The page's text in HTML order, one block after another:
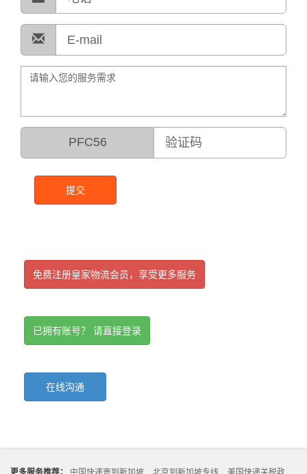
PFC56
提交
免费注册皇家物流会员，享受更多服务
已拥有账号？ 请直接登录
在线沟通
更多服务推荐： 中国快递寄到新加坡 北京到新加坡专线
美国快递关税政